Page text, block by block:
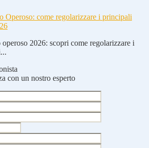
Operoso: come regolarizzare i principali
2026: scopri come regolarizzare i
con un nostro esperto